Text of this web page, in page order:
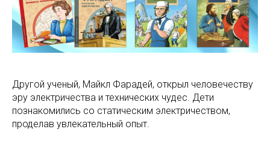
Другой ученый, Майкл Фарадей, открыл человечеству
эру электричества и технических чудес. Дети
познакомились со статическим электричеством,
проделав увлекательный опыт.